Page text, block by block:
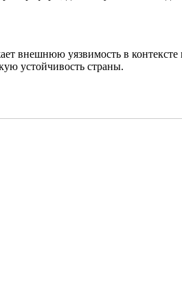
внешнюю уязвимость в
устойчивость страны.